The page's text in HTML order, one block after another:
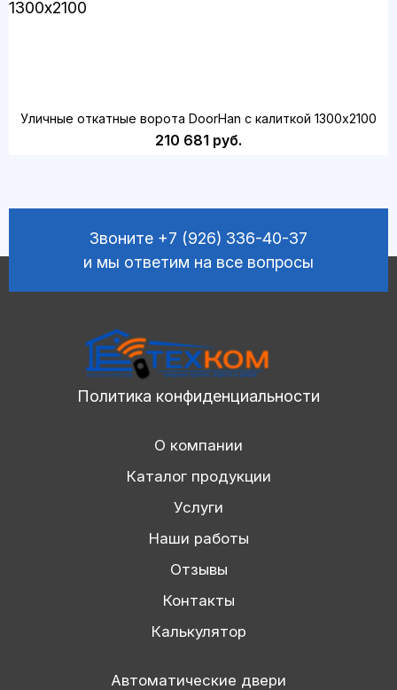
Уличные откатные ворота DoorHan с калиткой 1300х2100
210 681 руб.
Звоните +7 (926) 336-40-37
и мы ответим на все вопросы
Политика конфиденциальности
О компании
Каталог продукции
Услуги
Наши работы
Отзывы
Контакты
Калькулятор
Автоматические двери